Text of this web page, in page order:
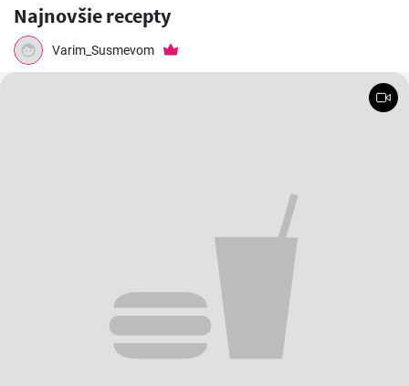
Najnovšie recepty
Varim_Susmevom